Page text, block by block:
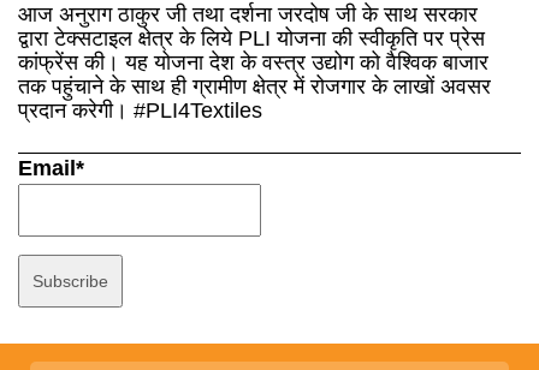
आज अनुराग ठाकुर जी तथा दर्शना जरदोष जी के साथ सरकार
द्वारा टेक्सटाइल क्षेत्र के लिये PLI योजना की स्वीकृति पर प्रेस
कांफ्रेंस की। यह योजना देश के वस्त्र उद्योग को वैश्विक बाजार
तक पहुंचाने के साथ ही ग्रामीण क्षेत्र में रोजगार के लाखों अवसर
प्रदान करेगी। #PLI4Textiles
Email*